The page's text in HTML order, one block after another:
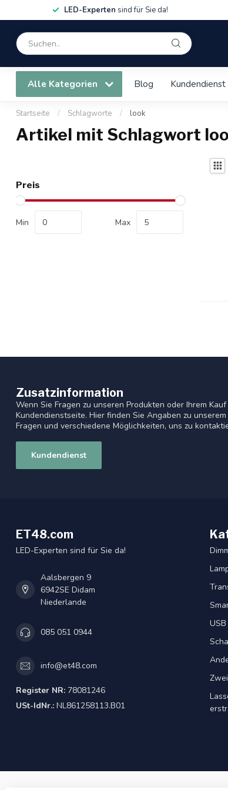
LED-Experten sind für Sie da!
Alle Kategorien Blog Kundendienst
Startseite / Schlagworte / look
Artikel mit Schlagwort
Preis
Min Max
Zusatzinformation
Wenn Sie Fragen zu unseren Produkten oder Ihrem
Kundendienstseite. Hier finden Sie Angaben zu
Fragen und verschiedene Möglichkeiten, uns zu
Kundendienst
ET48.com
LED-Experten sind für Sie da!
Aalsbergen 9
6942SE Didam
Niederlande
085 051 0944
info@et48.com
Register NR: 78081246
USt-IdNr.: NL861258113.B01